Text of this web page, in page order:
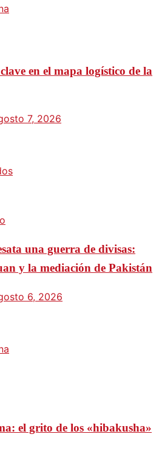
en el mapa logístico de la
7, 2026
una guerra de divisas:
y la mediación de Pakistán
6, 2026
el grito de los «hibakusha»